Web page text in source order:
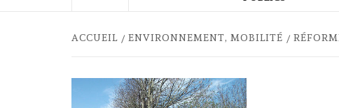
ACCUEIL ENVIRONNEMENT, MOBILITÉ